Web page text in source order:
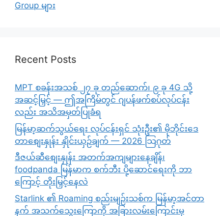
Group များ
Recent Posts
MPT စခန်းအသစ် ၂၇ ခု တည်ဆောက်၊ ၉ ခု 4G သို့
အဆင့်မြှင့် — ဤအကြိမ်တွင် ဂျပန်ဖက်စပ်လုပ်ငန်း
လည်း အသိအမှတ်ပြုခံရ
မြန်မာ့ဆက်သွယ်ရေး လုပ်ငန်းရှင် သုံးဦး၏ မိုဘိုင်းဒေ
တာစျေးနှုန်း နှိုင်းယှဉ်ချက် — 2026 သြဂုတ်
ဒီဇယ်ဆီစျေးနှုန်း အတက်အကျများနေချိန်၊
foodpanda မြန်မာက စက်ဘီး ပို့ဆောင်ရေးကို ဘာ
ကြောင့် တိုးမြှင့်နေလဲ
Starlink ၏ Roaming စည်းမျဉ်းသစ်က မြန်မာ့အင်တာ
နက် အသက်သွေးကြောကို အခြားလမ်းကြောင်းမှ